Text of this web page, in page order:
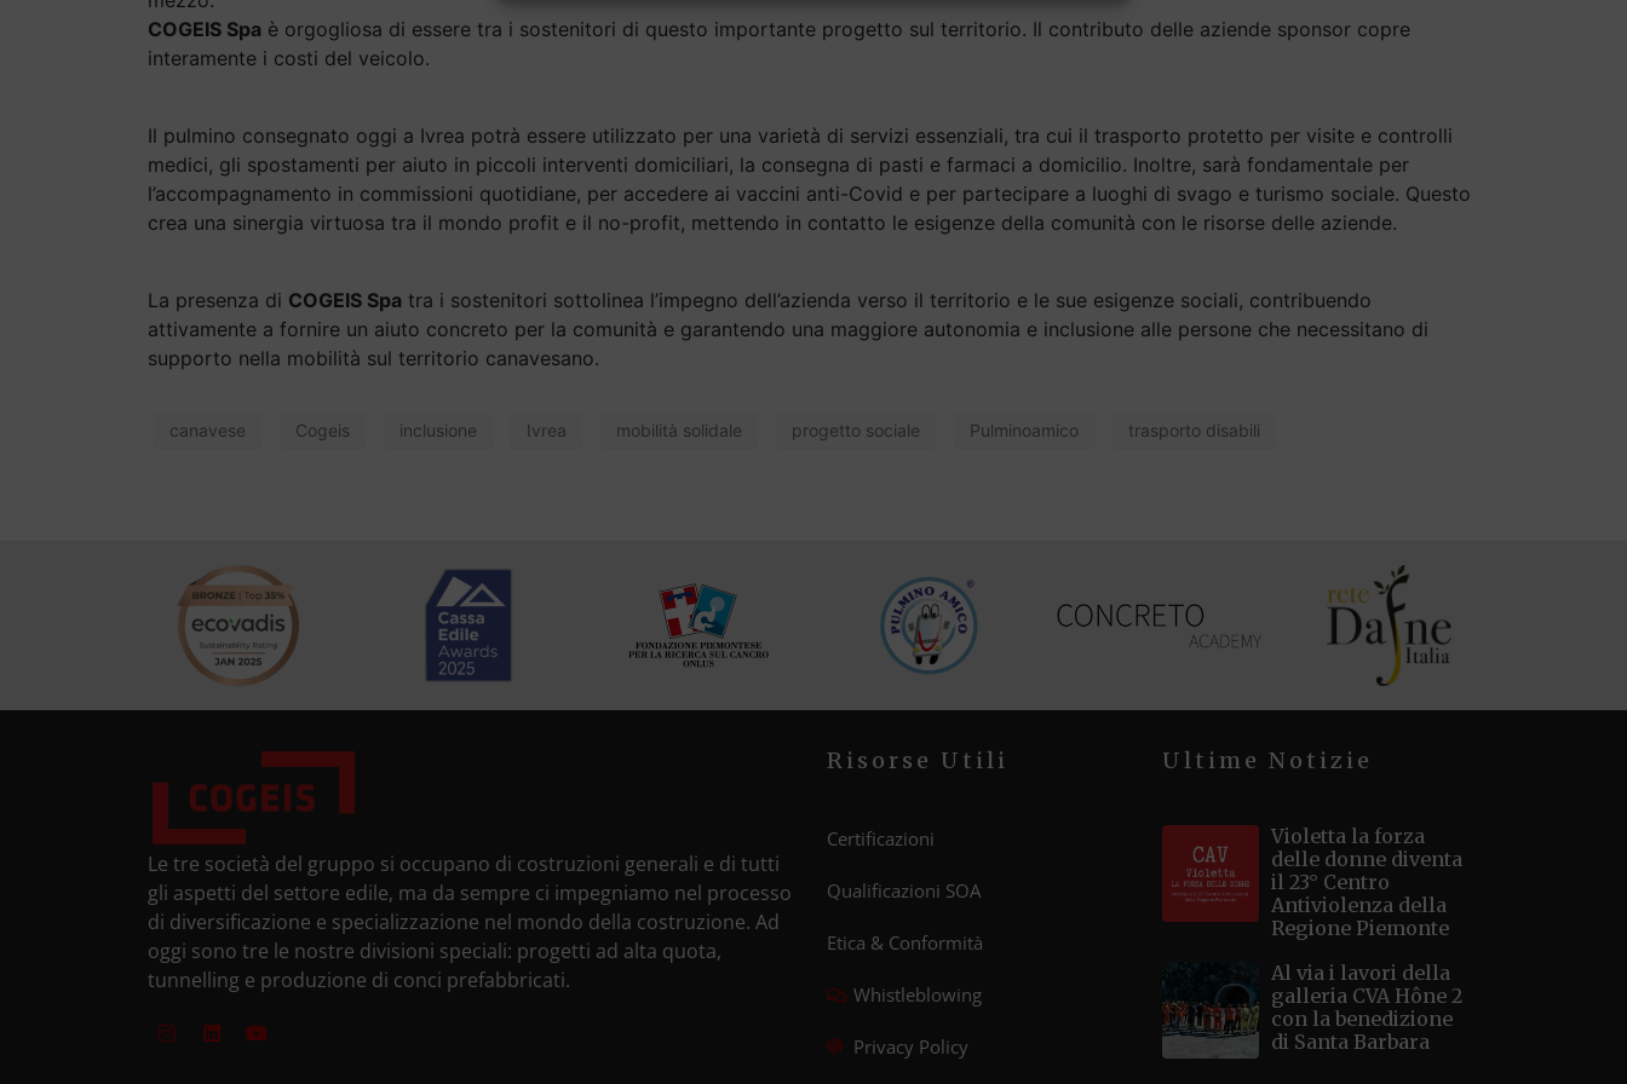
COGEIS Spa è orgogliosa di essere tra i sostenitori di questo importante progetto sul territorio. Il contributo delle aziende sponsor copre
interamente i costi del veicolo.
Il pulmino consegnato oggi a Ivrea potrà essere utilizzato per una varietà di servizi essenziali, tra cui il trasporto protetto per visite e controlli
medici, gli spostamenti per aiuto in piccoli interventi domiciliari, la consegna di pasti e farmaci a domicilio. Inoltre, sarà fondamentale per
l’accompagnamento in commissioni quotidiane, per accedere ai vaccini anti-Covid e per partecipare a luoghi di svago e turismo sociale. Questo
crea una sinergia virtuosa tra il mondo profit e il no-profit, mettendo in contatto le esigenze della comunità con le risorse delle aziende.
La presenza di COGEIS Spa tra i sostenitori sottolinea l’impegno dell’azienda verso il territorio e le sue esigenze sociali, contribuendo
attivamente a fornire un aiuto concreto per la comunità e garantendo una maggiore autonomia e inclusione alle persone che necessitano di
supporto nella mobilità sul territorio canavesano.
canavese Cogeis inclusione Ivrea mobilità solidale progetto sociale Pulminoamico trasporto disabili
Le tre società del gruppo si occupano di costruzioni generali e di tutti
gli aspetti del settore edile, ma da sempre ci impegniamo nel processo
di diversificazione e specializzazione nel mondo della costruzione. Ad
oggi sono tre le nostre divisioni speciali: progetti ad alta quota,
tunnelling e produzione di conci prefabbricati.
Risorse Utili
Certificazioni
Qualificazioni SOA
Etica & Conformità
Whistleblowing
Privacy Policy
Ultime Notizie
Violetta la forza
delle donne diventa
il 23° Centro
Antiviolenza della
Regione Piemonte
Al via i lavori della
galleria CVA Hône 2
con la benedizione
di Santa Barbara